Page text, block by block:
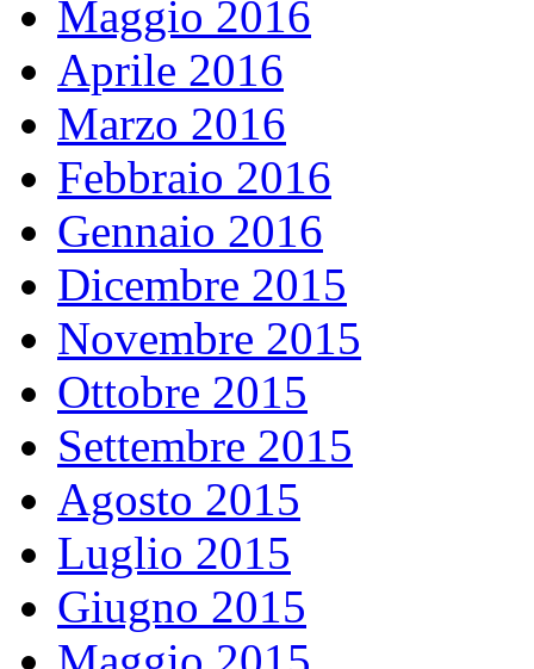
Maggio 2016
Aprile 2016
Marzo 2016
Febbraio 2016
Gennaio 2016
Dicembre 2015
Novembre 2015
Ottobre 2015
Settembre 2015
Agosto 2015
Luglio 2015
Giugno 2015